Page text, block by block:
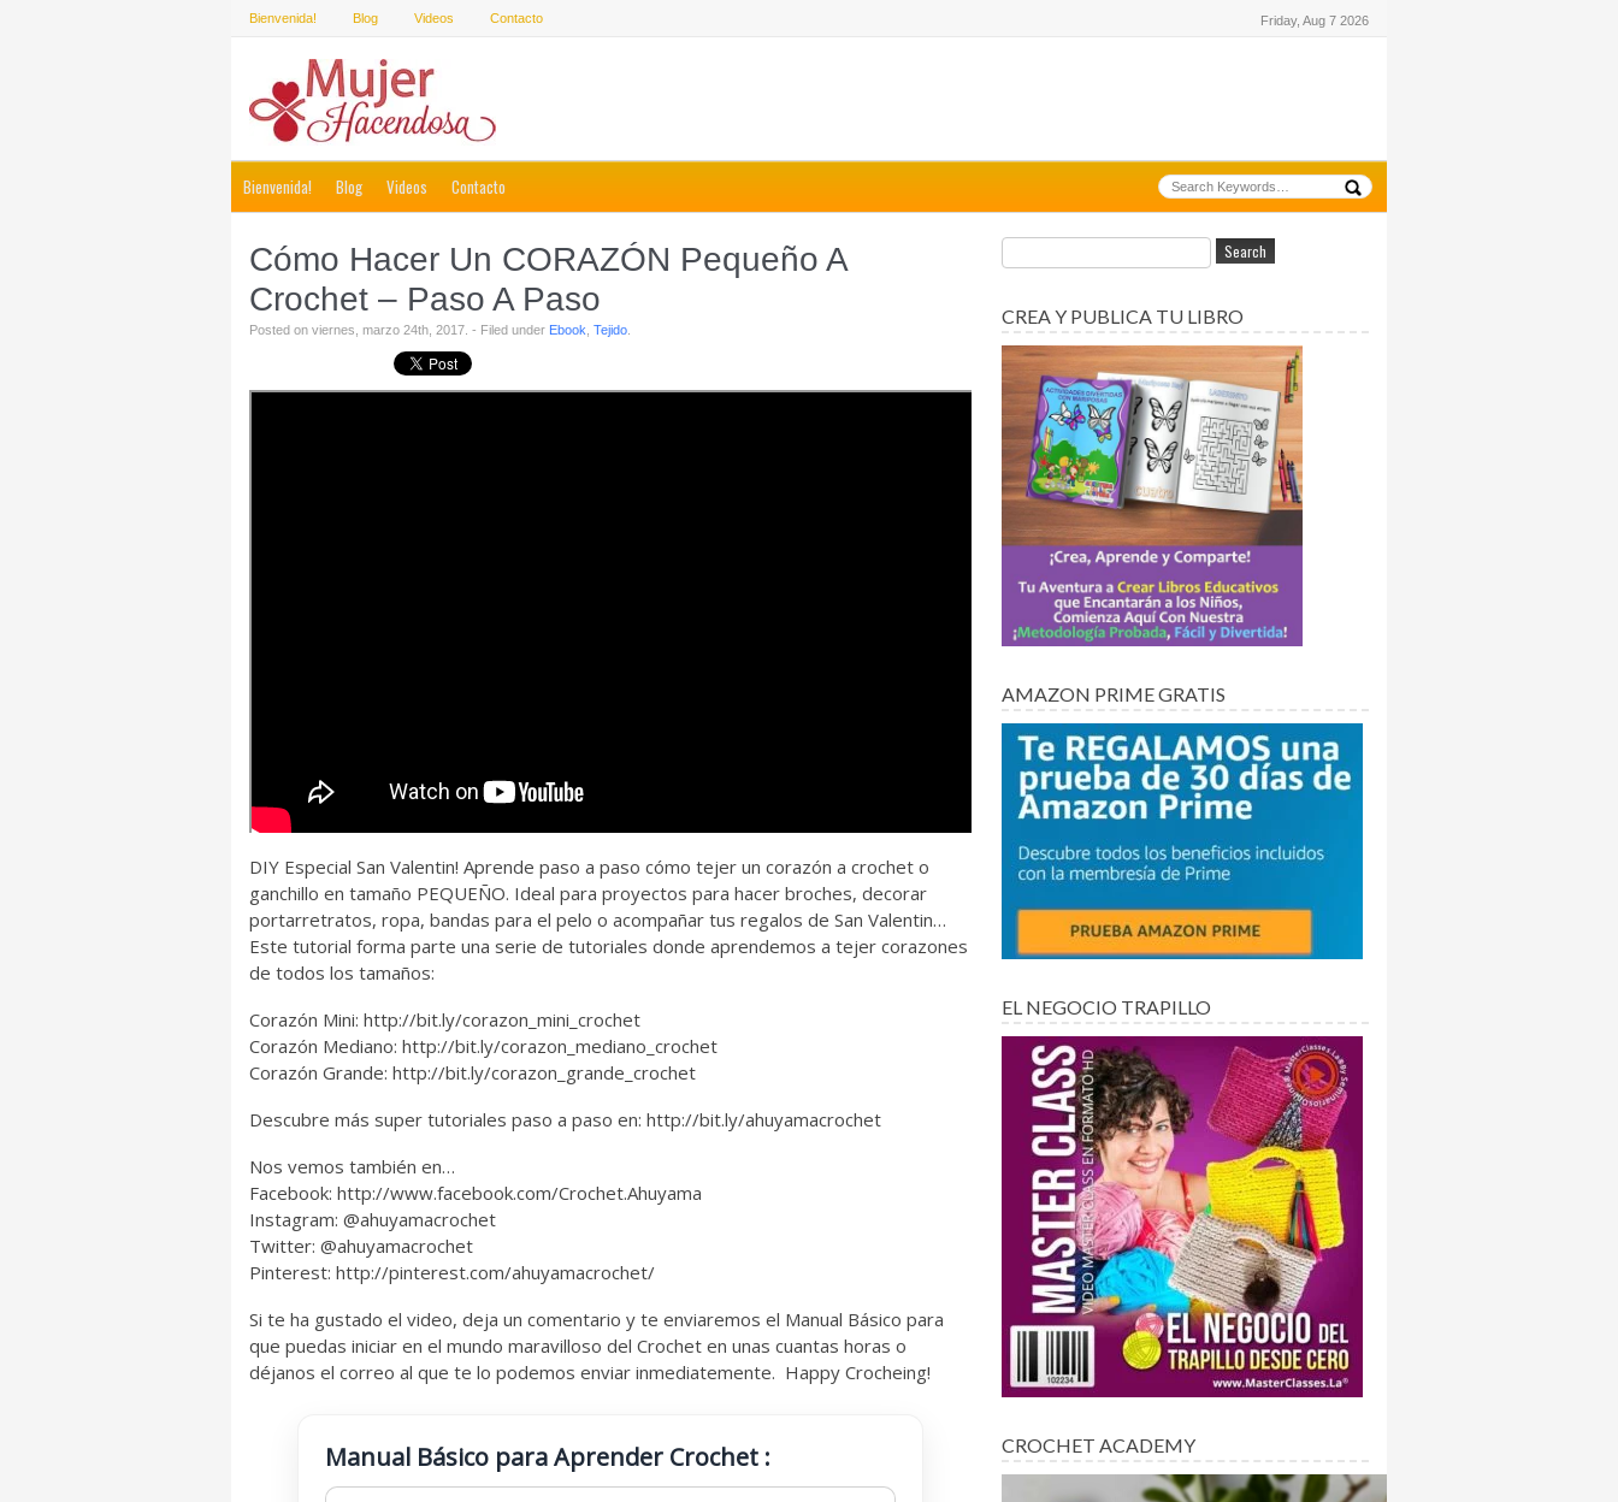
Bienvenida! Blog Videos Contacto Friday, Aug 7 2026
Bienvenida! Blog Videos Contacto
Cómo Hacer Un CORAZÓN Pequeño A
Crochet – Paso A Paso
Posted on viernes, marzo 24th, 2017. - Filed under Ebook Tejido
DIY Especial San Valentin! Aprende paso a paso cómo tejer un corazón a crochet o
ganchillo en tamaño PEQUEÑO. Ideal para proyectos para hacer broches, decorar
portarretratos, ropa, bandas para el pelo o acompañar tus regalos de San Valentin…
Este tutorial forma parte una serie de tutoriales donde aprendemos a tejer corazones
de todos los tamaños:
Corazón Mini: http://bit.ly/corazon_mini_crochet
Corazón Mediano: http://bit.ly/corazon_mediano_crochet
Corazón Grande: http://bit.ly/corazon_grande_crochet
Descubre más super tutoriales paso a paso en: http://bit.ly/ahuyamacrochet
Nos vemos también en…
Facebook: http://www.facebook.com/Crochet.Ahuyama
Instagram: @ahuyamacrochet
Twitter: @ahuyamacrochet
Pinterest: http://pinterest.com/ahuyamacrochet/
Si te ha gustado el video, deja un comentario y te enviaremos el Manual Básico para
que puedas iniciar en el mundo maravilloso del Crochet en unas cuantas horas o
déjanos el correo al que te lo podemos enviar inmediatemente. Happy Crocheing!
Manual Básico para Aprender Crochet :
CREA Y PUBLICA TU LIBRO
AMAZON PRIME GRATIS
EL NEGOCIO TRAPILLO
CROCHET ACADEMY